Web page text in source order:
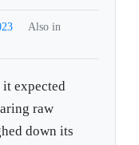
Also in
it expected
raw
down its